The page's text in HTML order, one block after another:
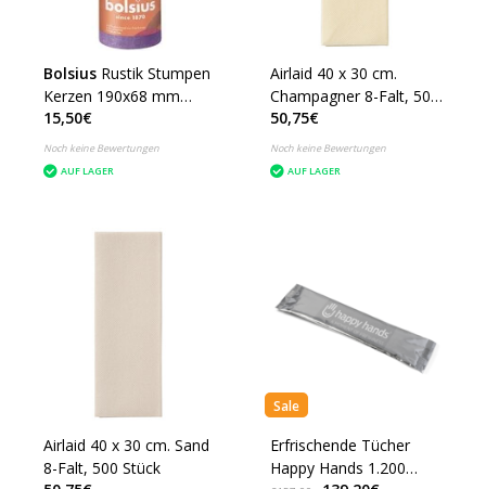
Bolsius Rustik Stumpen
Kerzen 190x68 mm
Salbeigrün, 4 Stück -
Copy - Copy - Copy
15,50€
Noch keine Bewertungen
AUF LAGER
Airlaid 40 x 30 cm.
Champagner 8-Falt, 500
Stück
50,75€
Noch keine Bewertungen
AUF LAGER
Airlaid 40 x 30 cm. Sand
8-Falt, 500 Stück
Sale
Erfrischende Tücher
Happy Hands 1.200